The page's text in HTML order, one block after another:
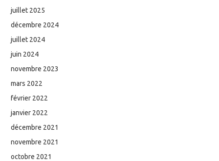
juillet 2025
décembre 2024
juillet 2024
juin 2024
novembre 2023
mars 2022
février 2022
janvier 2022
décembre 2021
novembre 2021
octobre 2021